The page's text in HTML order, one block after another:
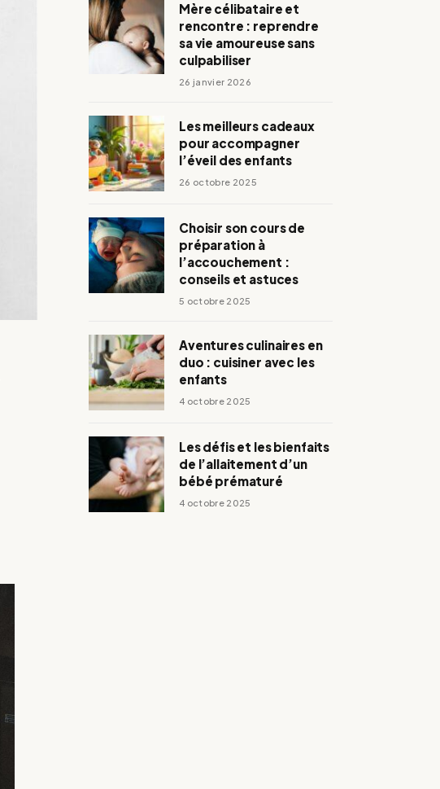
Mère célibataire et
rencontre : reprendre
sa vie amoureuse sans
culpabiliser
26 janvier 2026
Les meilleurs cadeaux
pour accompagner
l’éveil des enfants
26 octobre 2025
Choisir son cours de
préparation à
l’accouchement :
conseils et astuces
5 octobre 2025
Aventures culinaires en
duo : cuisiner avec les
enfants
4 octobre 2025
Les défis et les bienfaits
de l’allaitement d’un
bébé prématuré
4 octobre 2025